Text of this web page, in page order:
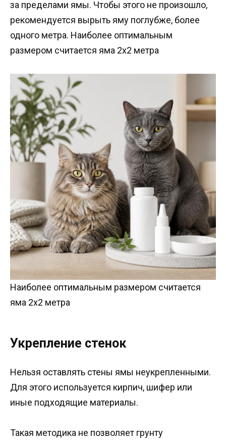
за пределами ямы. Чтобы этого не произошло,
рекомендуется вырыть яму поглубже, более
одного метра. Наиболее оптимальным
размером считается яма 2х2 метра
Наиболее оптимальным размером считается
яма 2х2 метра
Укрепление стенок
Нельзя оставлять стены ямы неукрепленными.
Для этого используется кирпич, шифер или
иные подходящие материалы.
Такая методика не позволяет грунту